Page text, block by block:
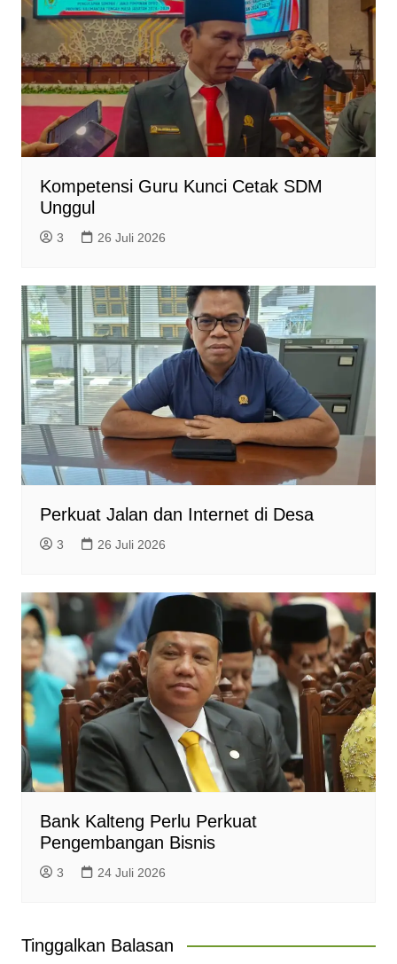
Kompetensi Guru Kunci Cetak SDM
Unggul
3 26 Juli 2026
Perkuat Jalan dan Internet di Desa
3 26 Juli 2026
Bank Kalteng Perlu Perkuat
Pengembangan Bisnis
3 24 Juli 2026
Tinggalkan Balasan